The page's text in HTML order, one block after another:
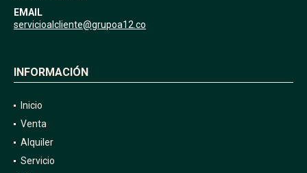
EMAIL
servicioalcliente@grupoa12.co
INFORMACIÓN
Inicio
Venta
Alquiler
Servicio